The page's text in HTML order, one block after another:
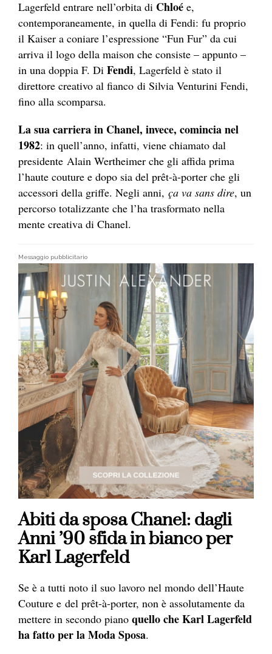
Lagerfeld entrare nell’orbita di Chloé e,
contemporaneamente, in quella di Fendi: fu proprio
il Kaiser a coniare l’espressione “Fun Fur” da cui
arriva il logo della maison che consiste – appunto –
in una doppia F. Di Fendi, Lagerfeld è stato il
direttore creativo al fianco di Silvia Venturini Fendi,
fino alla scomparsa.
La sua carriera in Chanel, invece, comincia nel
1982: in quell’anno, infatti, viene chiamato dal
presidente Alain Wertheimer che gli affida prima
l’haute couture e dopo sia del prêt-à-porter che gli
accessori della griffe. Negli anni, ça va sans dire, un
percorso totalizzante che l’ha trasformato nella
mente creativa di Chanel.
Messaggio pubblicitario
Abiti da sposa Chanel: dagli
Anni ’90 sfida in bianco per
Karl Lagerfeld
Se è a tutti noto il suo lavoro nel mondo dell’Haute
Couture e del prêt-à-porter, non è assolutamente da
mettere in secondo piano quello che Karl Lagerfeld
ha fatto per la Moda Sposa.